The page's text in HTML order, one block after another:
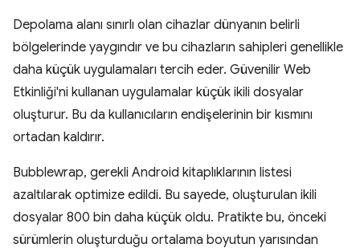
Depolama alanı sınırlı olan cihazlar dünyanın belirli
bölgelerinde yaygındır ve bu cihazların sahipleri genellikle
daha küçük uygulamaları tercih eder. Güvenilir Web
Etkinliği'ni kullanan uygulamalar küçük ikili dosyalar
oluşturur. Bu da kullanıcıların endişelerinin bir kısmını
ortadan kaldırır.
Bubblewrap, gerekli Android kitaplıklarının listesi
azaltılarak optimize edildi. Bu sayede, oluşturulan ikili
dosyalar 800 bin daha küçük oldu. Pratikte bu, önceki
sürümlerin oluşturduğu ortalama boyutun yarısından